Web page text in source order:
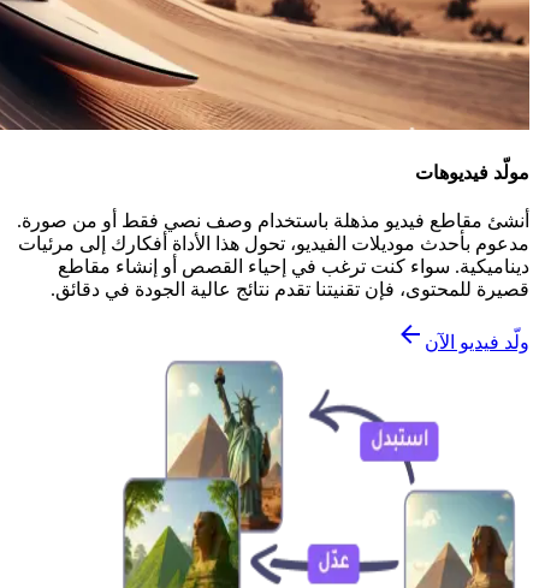
مولّد فيديوهات
أنشئ مقاطع فيديو مذهلة باستخدام وصف نصي فقط أو من صورة.
مدعوم بأحدث موديلات الفيديو، تحول هذا الأداة أفكارك إلى مرئيات
ديناميكية. سواء كنت ترغب في إحياء القصص أو إنشاء مقاطع
قصيرة للمحتوى، فإن تقنيتنا تقدم نتائج عالية الجودة في دقائق.
ولّد فيديو الآن